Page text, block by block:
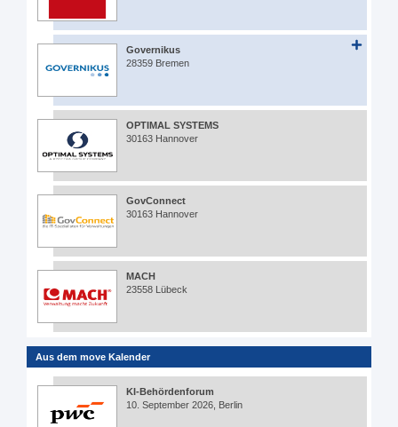
Governikus
28359 Bremen
OPTIMAL SYSTEMS
30163 Hannover
GovConnect
30163 Hannover
MACH
23558 Lübeck
Aus dem move Kalender
KI-Behördenforum
10. September 2026, Berlin